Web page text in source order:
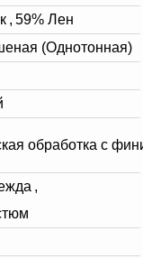
, 59% Лен
(Однотонная)
обработка с
,